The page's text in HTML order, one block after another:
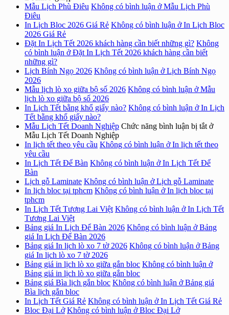
Mẫu Lịch Phù Điêu Không có bình luận ở Mẫu Lịch Phù
Điêu
In Lịch Bloc 2026 Giá Rẻ Không có bình luận ở In Lịch Bloc
2026 Giá Rẻ
Đặt In Lịch Tết 2026 khách hàng cần biết những gì? Không
có bình luận ở Đặt In Lịch Tết 2026 khách hàng cần biết
những gì?
Lịch Bính Ngọ 2026 Không có bình luận ở Lịch Bính Ngọ
2026
Mẫu lịch lò xo giữa bộ số 2026 Không có bình luận ở Mẫu
lịch lò xo giữa bộ số 2026
In Lịch Tết bằng khổ giấy nào? Không có bình luận ở In Lịch
Tết bằng khổ giấy nào?
Mẫu Lịch Tết Doanh Nghiệp Chức năng bình luận bị tắt ở
Mẫu Lịch Tết Doanh Nghiệp
In lịch tết theo yêu cầu Không có bình luận ở In lịch tết theo
yêu cầu
In Lịch Tết Để Bàn Không có bình luận ở In Lịch Tết Để
Bàn
Lịch gỗ Laminate Không có bình luận ở Lịch gỗ Laminate
In lịch bloc tại tphcm Không có bình luận ở In lịch bloc tại
tphcm
In Lịch Tết Tương Lai Việt Không có bình luận ở In Lịch Tết
Tương Lai Việt
Bảng giá In Lịch Để Bàn 2026 Không có bình luận ở Bảng
giá In Lịch Để Bàn 2026
Bảng giá In lịch lò xo 7 tờ 2026 Không có bình luận ở Bảng
giá In lịch lò xo 7 tờ 2026
Bảng giá in lịch lò xo giữa gắn bloc Không có bình luận ở
Bảng giá in lịch lò xo giữa gắn bloc
Bảng giá Bìa lịch gắn bloc Không có bình luận ở Bảng giá
Bìa lịch gắn bloc
In Lịch Tết Giá Rẻ Không có bình luận ở In Lịch Tết Giá Rẻ
Bloc Đại Lở Không có bình luận ở Bloc Đại Lở